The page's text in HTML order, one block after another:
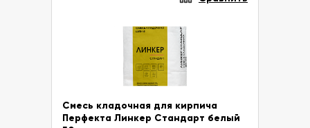
Смесь кладочная для кирпича
Перфекта Линкер Стандарт белый